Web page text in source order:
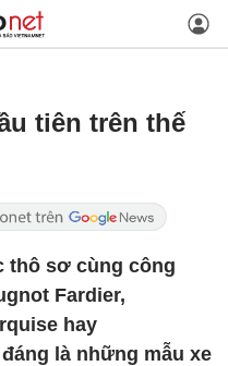
tiên trên thế
thô sơ cùng công
Fardier,
hay
là những mẫu xe